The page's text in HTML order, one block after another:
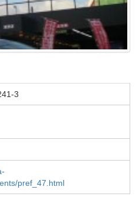
3
pref_47.html